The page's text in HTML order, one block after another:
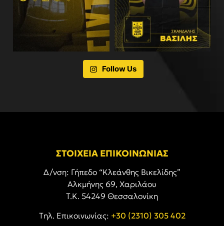
Follow Us
ΣΤΟΙΧΕΙΑ ΕΠΙΚΟΙΝΩΝΙΑΣ
Δ/νση: Γήπεδο “Κλεάνθης Βικελίδης”
Αλκμήνης 69, Χαριλάου
Τ.Κ. 54249 Θεσσαλονίκη
Tηλ. Επικοινωνίας: +30 (2310) 305 402